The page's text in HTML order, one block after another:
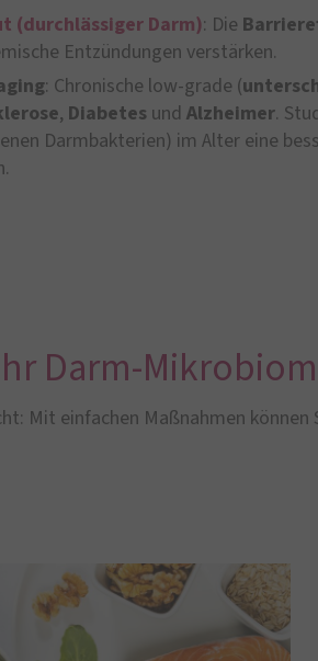
(durchlässiger Darm): Die
Entzündungen verstärken.
: Chronische low-grade (
, Diabetes und Alzheimer.
Darmbakterien) im Alter eine
Darm-
Mit einfachen Maßnahmen